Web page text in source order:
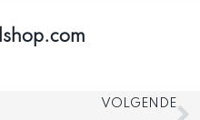
VOLGENDE